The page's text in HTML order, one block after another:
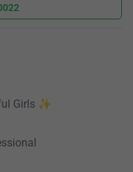
Girls ✨